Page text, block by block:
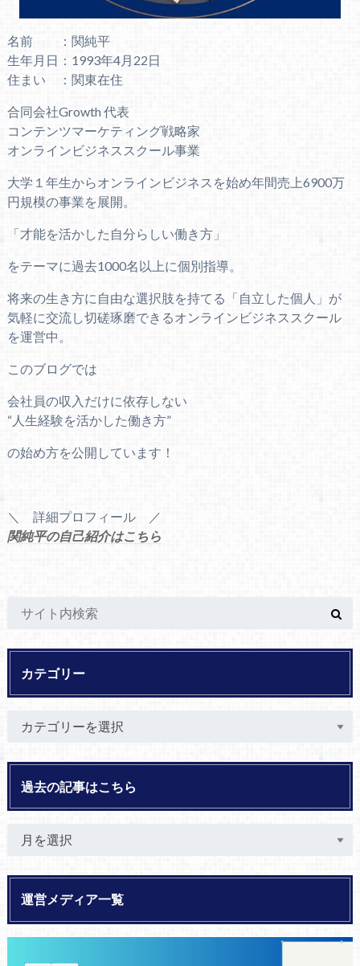
名前 ：関純平
生年月日：1993年4月22日
住まい ：関東在住
合同会社Growth 代表
コンテンツマーケティング戦略家
オンラインビジネススクール事業
大学１年生からオンラインビジネスを始め年間売上6900万
円規模の事業を展開。
「才能を活かした自分らしい働き方」
をテーマに過去1000名以上に個別指導。
将来の生き方に自由な選択肢を持てる「自立した個人」が
気軽に交流し切磋琢磨できるオンラインビジネススクール
を運営中。
このブログでは
会社員の収入だけに依存しない
“人生経験を活かした働き方”
の始め方を公開しています！
＼ 詳細プロフィール ／
関純平の自己紹介はこちら
カテゴリー
過去の記事はこちら
運営メディア一覧